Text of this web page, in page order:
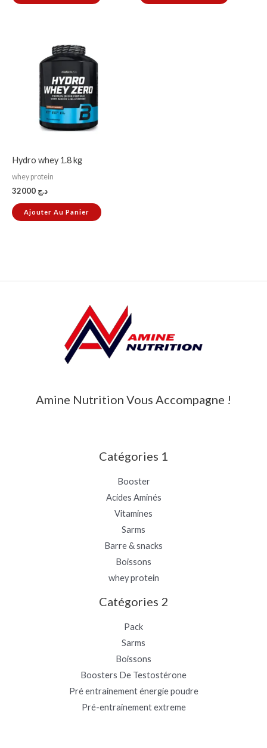
Hydro whey 1.8 kg
whey protein
د.ج
Ajouter Au Panier
Amine Nutrition Vous Accompagne !
Catégories 1
Booster
Acides Aminés
Vitamines
Sarms
Barre & snacks
Boissons
whey protein
Catégories 2
Pack
Sarms
Boissons
Boosters De Testostérone
Pré entrainement énergie poudre
Pré-entrainement extreme